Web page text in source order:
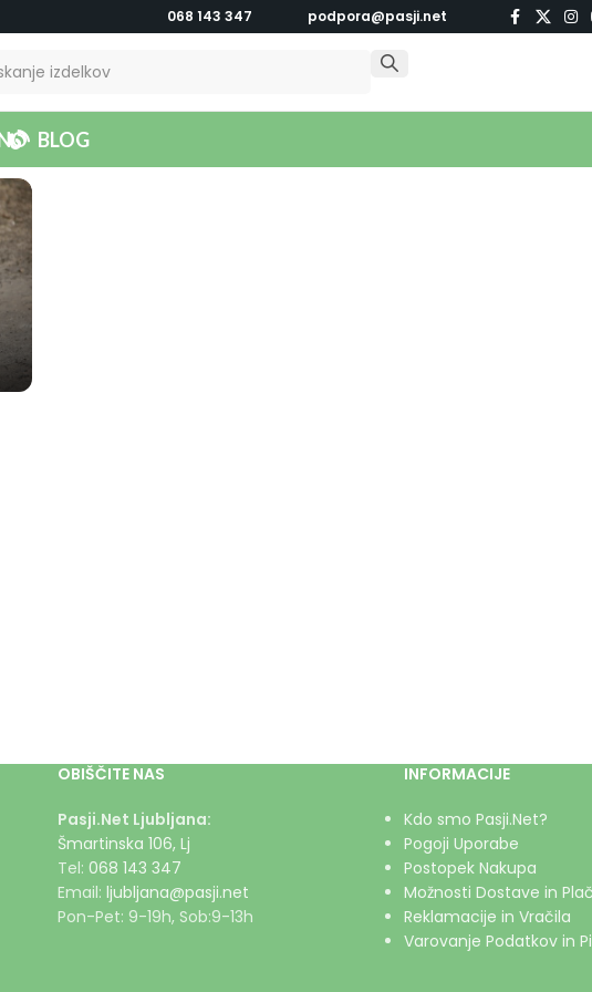
068 143 347 podpora@pasji.net
BLOG
OBIŠČITE NAS
Pasji.Net Ljubljana:
Šmartinska 106, Lj
Tel: 068 143 347
Email: ljubljana@pasji.net
Pon-Pet: 9-19h, Sob:9-13h
INFORMACIJE
Kdo smo Pasji.Net?
Pogoji Uporabe
Postopek Nakupa
Možnosti Dostave in
Reklamacije in Vračila
Varovanje Podatkov in